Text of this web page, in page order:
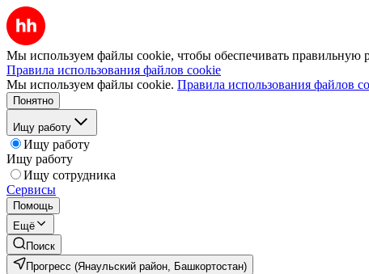
Мы используем файлы cookie, чтобы обеспечивать правильную
Правила использования файлов cookie
Мы используем файлы cookie. Правила использования файлов
Понятно
Ищу работу
Ищу работу
Ищу работу
Ищу сотрудника
Сервисы
Помощь
Ещё
Поиск
Прогресс (Янаульский район, Башкортостан)